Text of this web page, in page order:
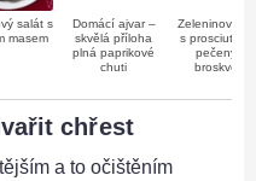
salát s
masem
Domácí ajvar –
skvělá příloha
plná paprikové
chuti
Zeleninový
s prosciuttem
pečenými
broskvemi
chřest
a to očištěním